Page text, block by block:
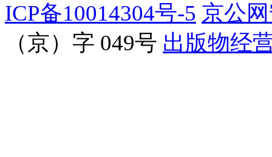
ICP备10014304号-5 京公
（京）字 049号 出版物经